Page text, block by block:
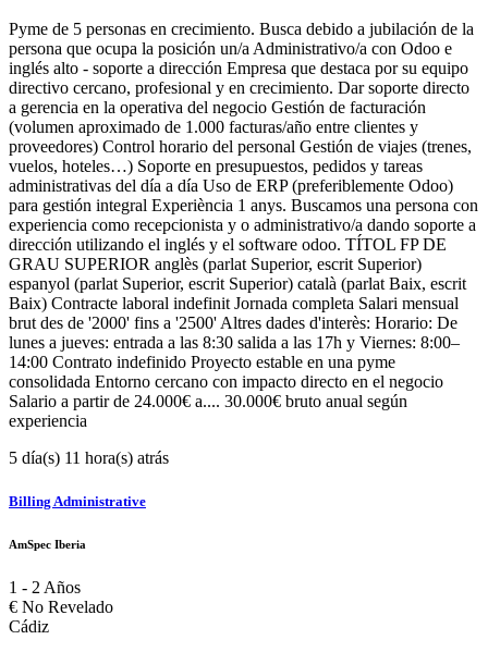
Pyme de 5 personas en crecimiento. Busca debido a jubilación de la
persona que ocupa la posición un/a Administrativo/a con Odoo e
inglés alto - soporte a dirección Empresa que destaca por su equipo
directivo cercano, profesional y en crecimiento. Dar soporte directo
a gerencia en la operativa del negocio Gestión de facturación
(volumen aproximado de 1.000 facturas/año entre clientes y
proveedores) Control horario del personal Gestión de viajes (trenes,
vuelos, hoteles…) Soporte en presupuestos, pedidos y tareas
administrativas del día a día Uso de ERP (preferiblemente Odoo)
para gestión integral Experiència 1 anys. Buscamos una persona con
experiencia como recepcionista y o administrativo/a dando soporte a
dirección utilizando el inglés y el software odoo. TÍTOL FP DE
GRAU SUPERIOR anglès (parlat Superior, escrit Superior)
espanyol (parlat Superior, escrit Superior) català (parlat Baix, escrit
Baix) Contracte laboral indefinit Jornada completa Salari mensual
brut des de '2000' fins a '2500' Altres dades d'interès: Horario: De
lunes a jueves: entrada a las 8:30 salida a las 17h y Viernes: 8:00–
14:00 Contrato indefinido Proyecto estable en una pyme
consolidada Entorno cercano con impacto directo en el negocio
Salario a partir de 24.000€ a.... 30.000€ bruto anual según
experiencia
5 día(s) 11 hora(s) atrás
Billing Administrative
AmSpec Iberia
1 - 2 Años
€ No Revelado
Cádiz